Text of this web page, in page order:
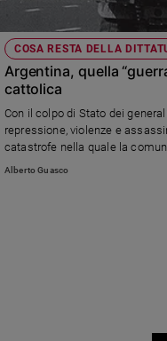
COSA RESTA DELLA
Argentina, quella
cattolica
Con il colpo di Stato dei
repressione, violenze e
catastrofe nella quale la
coraggiosa opposizione al
Alberto Guasco